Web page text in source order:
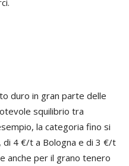
duro in gran parte delle
squilibrio tra
la categoria fino si
4 €/t a Bologna e di 3 €/t
anche per il grano tenero